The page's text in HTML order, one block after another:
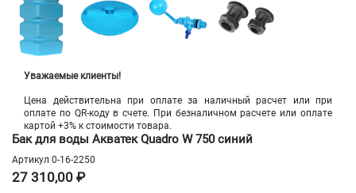
Уважаемые клиенты!
Цена действительна при оплате за наличный расчет или при
оплате по QR-коду в счете. При безналичном расчете или оплате
картой +3% к стоимости товара.
Бак для воды Акватек Quadro W 750 синий
Артикул 0-16-2250
27 310,00 ₽